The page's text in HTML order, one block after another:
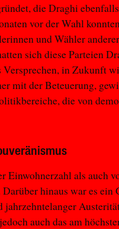
die Draghi
vor der Wahl
und Wähler
sich diese Parteien
Versprechen, in Zukunft
mit der Beteuerung,
die von
Einwohnerzahl als auch
hinaus war es
jahrzehntelanger
auch das am